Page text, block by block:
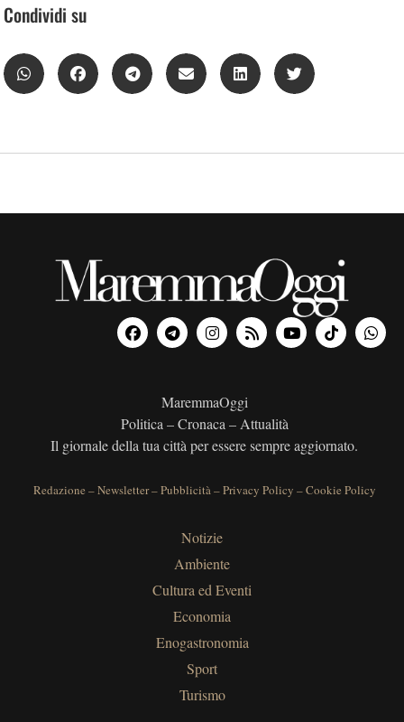
Condividi su
MaremmaOggi
Politica – Cronaca – Attualità
Il giornale della tua città per essere sempre aggiornato.
Redazione –Newsletter–Pubblicità–Privacy Policy –Cookie Policy
Notizie
Ambiente
Cultura ed Eventi
Economia
Enogastronomia
Sport
Turismo